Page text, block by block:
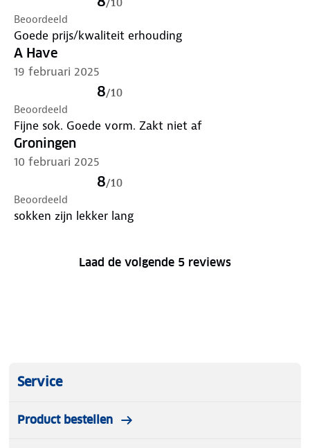
/10
Beoordeeld
Goede prijs/kwaliteit erhouding
A Have
19 februari 2025
8/10
Beoordeeld
Fijne sok. Goede vorm. Zakt niet af
Groningen
10 februari 2025
8/10
Beoordeeld
sokken zijn lekker lang
Laad de volgende 5 reviews
Service
Product bestellen